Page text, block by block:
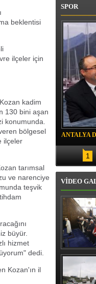
beklentisi
ilçeler için
kadim
130 bini aşan
konumunda.
bölgesel
ilçeler
tarımsal
ve narenciye
teşvik
büyür.
hizmet
dedi.
Kozan'ın il
SPOR
ANTALYA
DRON
1
VİDEO
Erbaş,
Veli
teravih